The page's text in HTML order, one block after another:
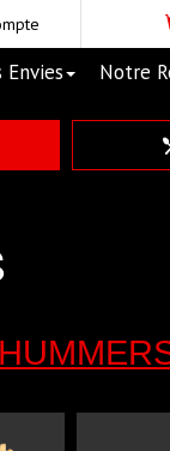
Envies Notre